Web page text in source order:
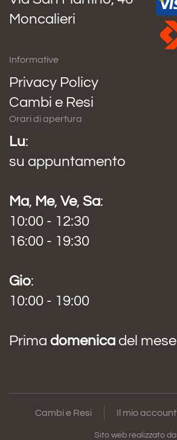
Moncalieri
Informative
Privacy Policy
Cambi e Resi
Orari di apertura
Lu:
su appuntamento
Ma, Me, Ve, Sa:
10:00 - 12:30
16:00 - 19:30
Gio:
10:00 - 19:00
Prima domenica del
Cambi e Resi Il mio account
Sito web realizzato da